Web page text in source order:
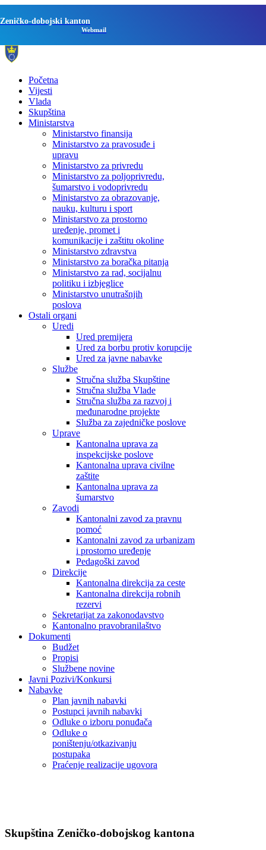
Zeničko-dobojski kanton
Webmail
Početna
Vijesti
Vlada
Skupština
Ministarstva
Ministarstvo finansija
Ministarstvo za pravosuđe i
upravu
Ministarstvo za privredu
Ministarstvo za poljoprivredu,
šumarstvo i vodoprivredu
Ministarstvo za obrazovanje,
nauku, kulturu i sport
Ministarstvo za prostorno
uređenje, promet i
komunikacije i zaštitu okoline
Ministarstvo zdravstva
Ministarstvo za boračka pitanja
Ministarstvo za rad, socijalnu
politiku i izbjeglice
Ministarstvo unutrašnjih
poslova
Ostali organi
Uredi
Ured premijera
Ured za borbu protiv korupcije
Ured za javne nabavke
Službe
Stručna služba Skupštine
Stručna služba Vlade
Stručna služba za razvoj i
međunarodne projekte
Služba za zajedničke poslove
Uprave
Kantonalna uprava za
inspekcijske poslove
Kantonalna uprava civilne
zaštite
Kantonalna uprava za
šumarstvo
Zavodi
Kantonalni zavod za pravnu
pomoć
Kantonalni zavod za urbanizam
i prostorno uređenje
Pedagoški zavod
Direkcije
Kantonalna direkcija za ceste
Kantonalna direkcija robnih
rezervi
Sekretarijat za zakonodavstvo
Kantonalno pravobranilaštvo
Dokumenti
Budžet
Propisi
Službene novine
Javni Pozivi/Konkursi
Nabavke
Plan javnih nabavki
Postupci javnih nabavki
Odluke o izboru ponuđača
Odluke o
poništenju/otkazivanju
postupaka
Praćenje realizacije ugovora
Skupština Zeničko-dobojskog kantona